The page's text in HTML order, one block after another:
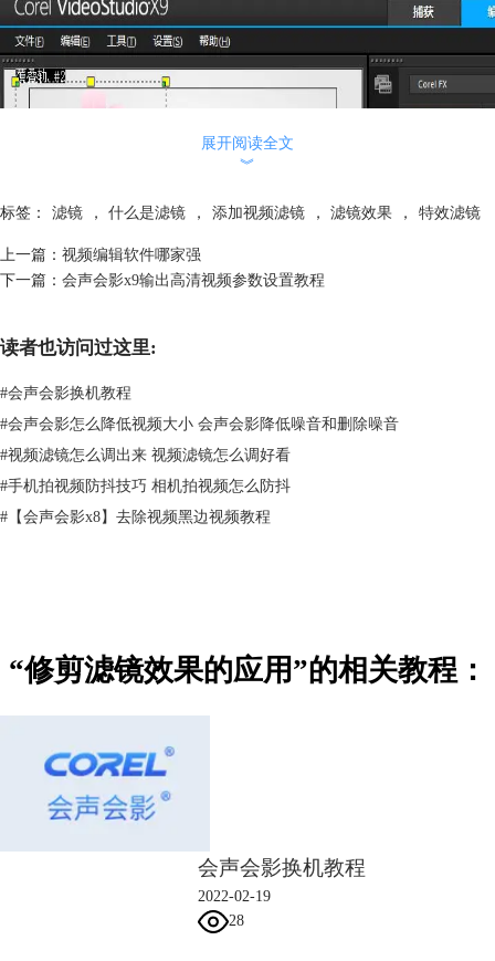
图2：图片插入覆叠轨
展开阅读全文
︾
标签： 滤镜 ， 什么是滤镜 ， 添加视频滤镜 ， 滤镜效果 ， 特效滤镜
上一篇： 视频编辑软件哪家强
下一篇： 会声会影x9输出高清视频参数设置教程
读者也访问过这里:
#会声会影换机教程
#会声会影怎么降低视频大小 会声会影降低噪音和删除噪音
#视频滤镜怎么调出来 视频滤镜怎么调好看
#手机拍视频防抖技巧 相机拍视频怎么防抖
# 【会声会影x8】去除视频黑边视频教程
“修剪滤镜效果的应用”的相关教程：
会声会影换机教程
2022-02-19
28